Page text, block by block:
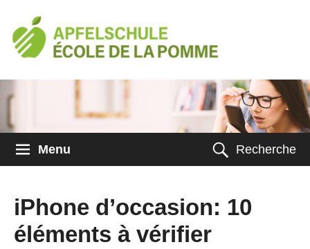
Menu Recherche
iPhone d’occasion: 10
éléments à vérifier